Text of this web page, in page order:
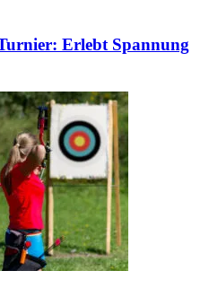
Erlebt Spannung